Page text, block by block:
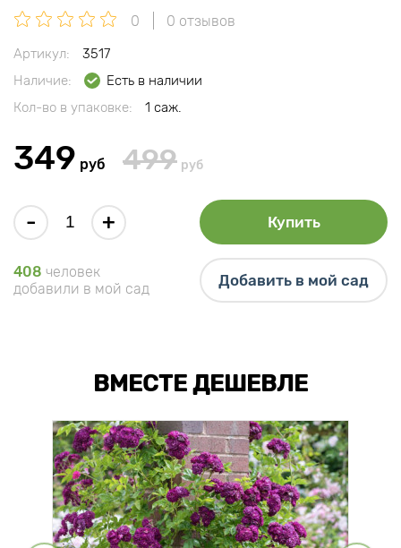
0 0 отзывов
Артикул:
3517
Наличие:
Есть в наличии
Кол-во в упаковке:
1 саж.
349 руб 499 руб
- + Купить
408 человек
добавили в мой сад
Добавить в мой сад
ВМЕСТЕ ДЕШЕВЛЕ